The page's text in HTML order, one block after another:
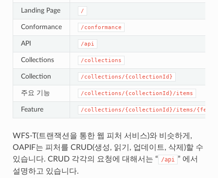
Landing Page /
Conformance /conformance
API /api
Collections /collections
Collection /collections/{collectionId}
주요 기능 /collections/{collectionId}/items
Feature /collections/{collectionId}/items/
WFS-T(트랜잭션을 통한 웹 피처 서비스)와 비슷하게,
OAPIF는 피처를 CRUD(생성, 읽기, 업데이트, 삭제)할 수
있습니다. CRUD 각각의 요청에 대해서는 “ /api ” 에서
설명하고 있습니다.